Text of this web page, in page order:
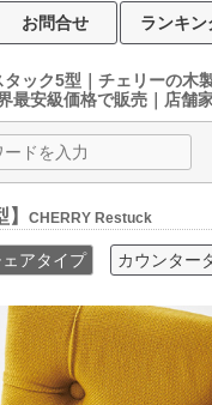
お問合せ ランキン
タック5型｜チェリーの木
最安級価格で販売｜店舗
】CHERRY Restuck
ェアタイプ カウンター